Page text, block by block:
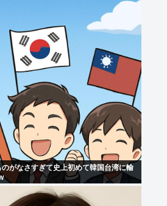
がなさすぎて史上初めて韓国台湾に輸